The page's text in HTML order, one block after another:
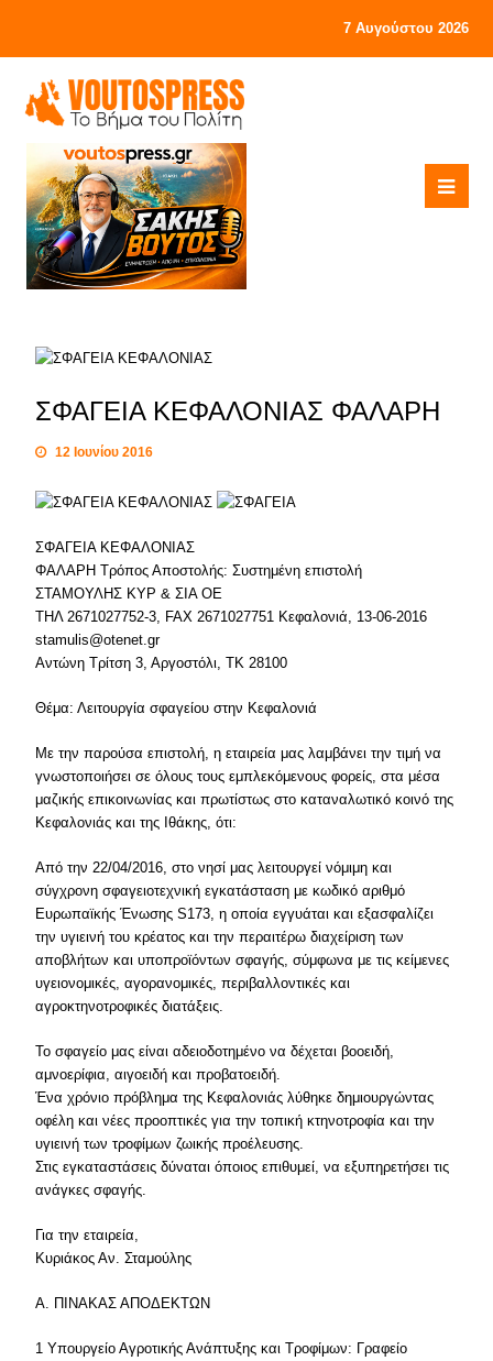
7 Αυγούστου 2026
ΣΦΑΓΕΙΑ ΚΕΦΑΛΟΝΙΑΣ ΦΑΛΑΡΗ
12 Ιουνίου 2016
ΣΦΑΓΕΙΑ ΚΕΦΑΛΟΝΙΑΣ
ΦΑΛΑΡΗ Τρόπος Αποστολής: Συστημένη επιστολή
ΣΤΑΜΟΥΛΗΣ ΚΥΡ & ΣΙΑ ΟΕ
ΤΗΛ 2671027752-3, FAX 2671027751 Κεφαλονιά, 13-06-2016
stamulis@otenet.gr
Αντώνη Τρίτση 3, Αργοστόλι, ΤΚ 28100
Θέμα: Λειτουργία σφαγείου στην Κεφαλονιά
Με την παρούσα επιστολή, η εταιρεία μας λαμβάνει την τιμή να
γνωστοποιήσει σε όλους τους εμπλεκόμενους φορείς, στα μέσα
μαζικής επικοινωνίας και πρωτίστως στο καταναλωτικό κοινό της
Κεφαλονιάς και της Ιθάκης, ότι:
Από την 22/04/2016, στο νησί μας λειτουργεί νόμιμη και
σύγχρονη σφαγειοτεχνική εγκατάσταση με κωδικό αριθμό
Ευρωπαϊκής Ένωσης S173, η οποία εγγυάται και εξασφαλίζει
την υγιεινή του κρέατος και την περαιτέρω διαχείριση των
αποβλήτων και υποπροϊόντων σφαγής, σύμφωνα με τις κείμενες
υγειονομικές, αγορανομικές, περιβαλλοντικές και
αγροκτηνοτροφικές διατάξεις.
Το σφαγείο μας είναι αδειοδοτημένο να δέχεται βοοειδή,
αμνοερίφια, αιγοειδή και προβατοειδή.
Ένα χρόνιο πρόβλημα της Κεφαλονιάς λύθηκε δημιουργώντας
οφέλη και νέες προοπτικές για την τοπική κτηνοτροφία και την
υγιεινή των τροφίμων ζωικής προέλευσης.
Στις εγκαταστάσεις δύναται όποιος επιθυμεί, να εξυπηρετήσει τις
ανάγκες σφαγής.
Για την εταιρεία,
Κυριάκος Αν. Σταμούλης
Α. ΠΙΝΑΚΑΣ ΑΠΟΔΕΚΤΩΝ
1 Υπουργείο Αγροτικής Ανάπτυξης και Τροφίμων: Γραφείο